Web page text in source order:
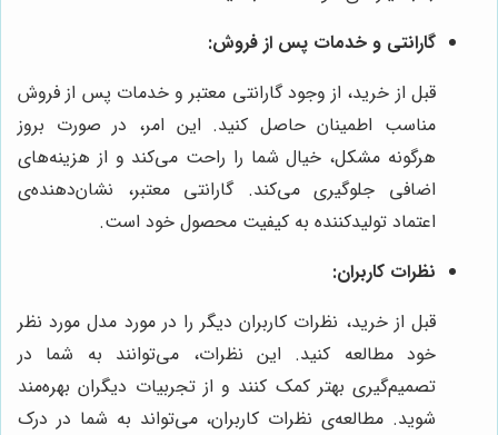
گارانتی و خدمات پس از فروش:
قبل از خرید، از وجود گارانتی معتبر و خدمات پس از فروش
مناسب اطمینان حاصل کنید. این امر، در صورت بروز
هرگونه مشکل، خیال شما را راحت می‌کند و از هزینه‌های
اضافی جلوگیری می‌کند. گارانتی معتبر، نشان‌دهنده‌ی
اعتماد تولیدکننده به کیفیت محصول خود است.
نظرات کاربران:
قبل از خرید، نظرات کاربران دیگر را در مورد مدل مورد نظر
خود مطالعه کنید. این نظرات، می‌توانند به شما در
تصمیم‌گیری بهتر کمک کنند و از تجربیات دیگران بهره‌مند
شوید. مطالعه‌ی نظرات کاربران، می‌تواند به شما در درک